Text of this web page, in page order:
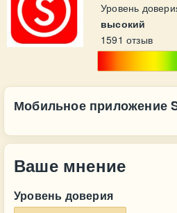
Уровень
высокий
1591 отзыв
Мобильное приложение
Ваше мнение
Уровень доверия